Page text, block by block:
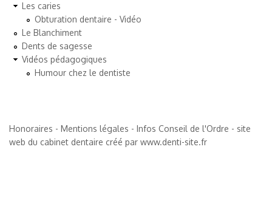
Les caries
Obturation dentaire - Vidéo
Le Blanchiment
Dents de sagesse
Vidéos pédagogiques
Humour chez le dentiste
Honoraires - Mentions légales - Infos Conseil de l'Ordre - site
web du cabinet dentaire créé par www.denti-site.fr